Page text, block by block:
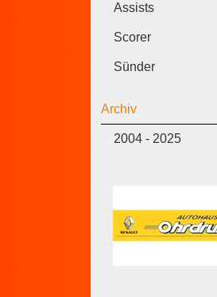
Assists
Scorer
Sünder
Archiv
2004 - 2025